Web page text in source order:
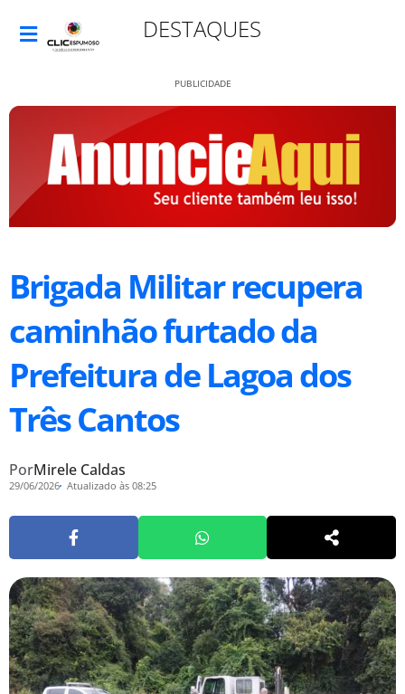
DESTAQUES
PUBLICIDADE
Brigada Militar recupera
caminhão furtado da
Prefeitura de Lagoa dos
Três Cantos
PorMirele Caldas
29/06/2026 Atualizado às 08:25